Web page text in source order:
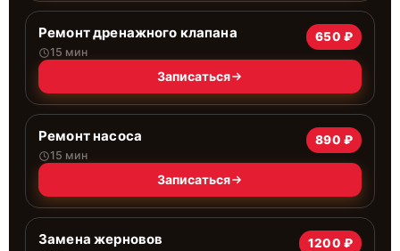
Ремонт дренажного клапана
15 мин
650 ₽
Записаться
Ремонт насоса
15 мин
890 ₽
Записаться
Замена жерновов 1200 ₽